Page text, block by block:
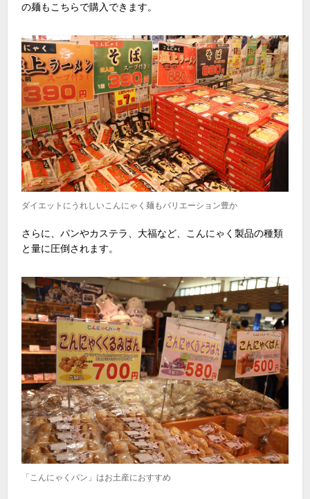
の麺もこちらで購入できます。
ダイエットにうれしいこんにゃく麺もバリエーション豊か
さらに、パンやカステラ、大福など、こんにゃく製品の種類
と量に圧倒されます。
「こんにゃくパン」はお土産におすすめ